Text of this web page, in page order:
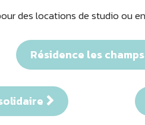
des locations de studio ou
Résidence les